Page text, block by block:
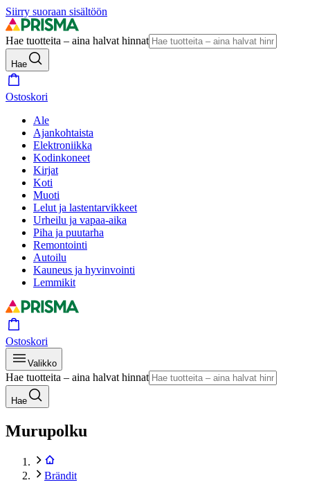
Siirry suoraan sisältöön
Hae tuotteita – aina halvat hinnat
Hae
Ostoskori
Ale
Ajankohtaista
Elektroniikka
Kodinkoneet
Kirjat
Koti
Muoti
Lelut ja lastentarvikkeet
Urheilu ja vapaa-aika
Piha ja puutarha
Remontointi
Autoilu
Kauneus ja hyvinvointi
Lemmikit
Ostoskori
Valikko
Hae tuotteita – aina halvat hinnat
Hae
Murupolku
Brändit